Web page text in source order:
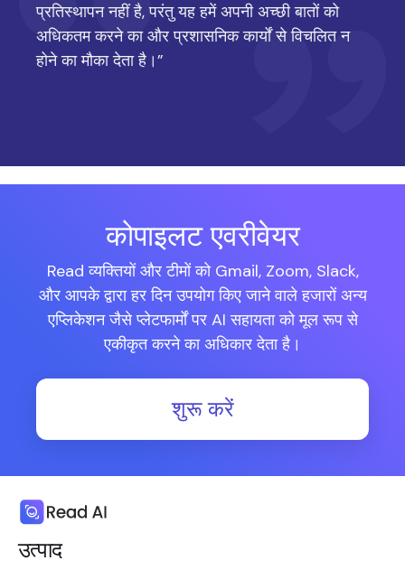
प्रतिस्थापन नहीं है, परंतु यह हमें अपनी अच्छी बातों को
अधिकतम करने का और प्रशासनिक कार्यों से विचलित न
होने का मौका देता है।”
कोपाइलट एवरीवेयर
Read व्यक्तियों और टीमों को Gmail, Zoom, Slack,
और आपके द्वारा हर दिन उपयोग किए जाने वाले हजारों अन्य
एप्लिकेशन जैसे प्लेटफार्मों पर AI सहायता को मूल रूप से
एकीकृत करने का अधिकार देता है।
शुरू करें
उत्पाद